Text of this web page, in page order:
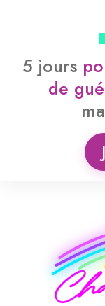
5 jours
de